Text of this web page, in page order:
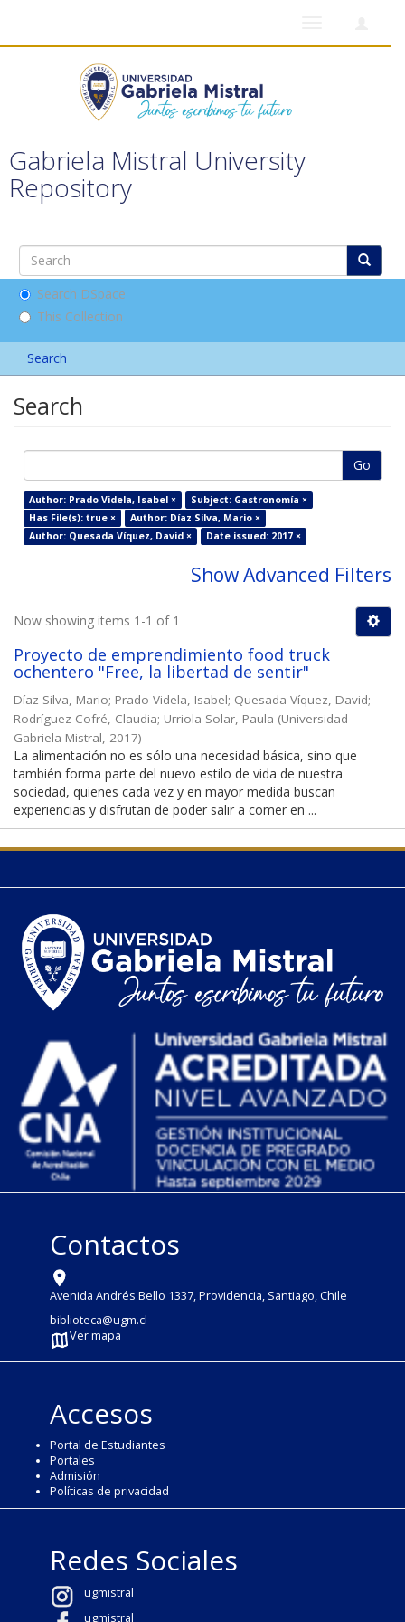
Gabriela Mistral University
Repository
Search DSpace
This Collection
Search
Search
Go
Author: Prado Videla, Isabel ×
Subject: Gastronomía ×
Has File(s): true ×
Author: Díaz Silva, Mario ×
Author: Quesada Víquez, David ×
Date issued: 2017 ×
Show Advanced Filters
Now showing items 1-1 of 1
Proyecto de emprendimiento food truck
ochentero "Free, la libertad de sentir"
Díaz Silva, Mario; Prado Videla, Isabel; Quesada Víquez, David;
Rodríguez Cofré, Claudia; Urriola Solar, Paula (Universidad
Gabriela Mistral, 2017)
La alimentación no es sólo una necesidad básica, sino que
también forma parte del nuevo estilo de vida de nuestra
sociedad, quienes cada vez y en mayor medida buscan
experiencias y disfrutan de poder salir a comer en ...
Contactos
Avenida Andrés Bello 1337, Providencia, Santiago, Chile
biblioteca@ugm.cl
Ver mapa
Accesos
Portal de Estudiantes
Portales
Admisión
Políticas de privacidad
Redes Sociales
ugmistral
ugmistral